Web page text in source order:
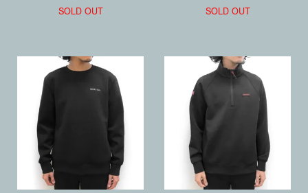
SOLD OUT
SOLD OUT